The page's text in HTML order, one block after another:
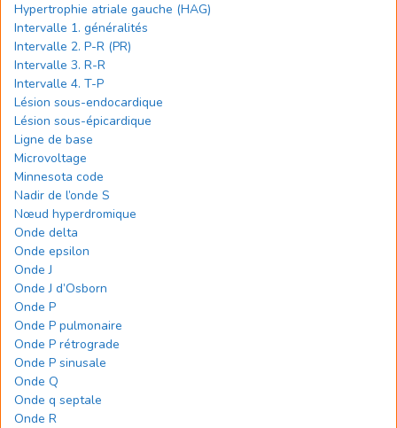
Hypertrophie atriale gauche (HAG)
Intervalle 1. généralités
Intervalle 2. P-R (PR)
Intervalle 3. R-R
Intervalle 4. T-P
Lésion sous-endocardique
Lésion sous-épicardique
Ligne de base
Microvoltage
Minnesota code
Nadir de l’onde S
Nœud hyperdromique
Onde delta
Onde epsilon
Onde J
Onde J d’Osborn
Onde P
Onde P pulmonaire
Onde P rétrograde
Onde P sinusale
Onde Q
Onde q septale
Onde R